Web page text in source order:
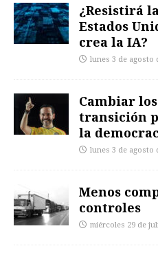
¿Resistirá
Estados
crea la IA?
lunes 3 de agosto
Cambiar
transición
la
lunes 3 de agosto
Menos
controles
miércoles 29 de